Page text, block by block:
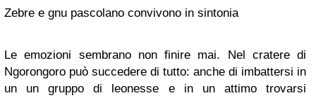
Zebre e gnu pascolano convivono in sintonia
Le emozioni sembrano non finire mai. Nel cratere di
Ngorongoro può succedere di tutto: anche di imbattersi in
un un gruppo di leonesse e in un attimo trovarsi